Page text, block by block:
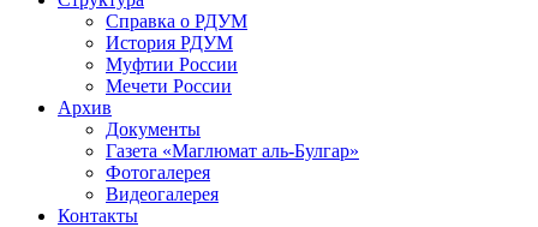
Справка о РДУМ
История РДУМ
Муфтии России
Мечети России
Архив
Документы
Газета «Маглюмат аль-Булгар»
Фотогалерея
Видеогалерея
Контакты